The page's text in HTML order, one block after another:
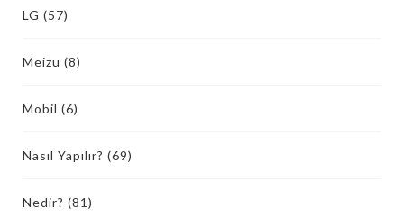
LG (57)
Meizu (8)
Mobil (6)
Nasıl Yapılır? (69)
Nedir? (81)